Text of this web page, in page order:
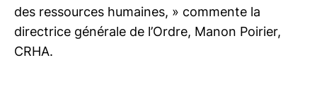
des ressources humaines, » commente la
directrice générale de l’Ordre, Manon Poirier,
CRHA.